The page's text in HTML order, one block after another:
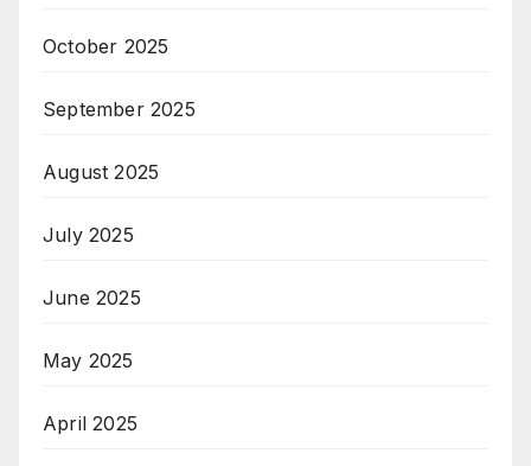
October 2025
September 2025
August 2025
July 2025
June 2025
May 2025
April 2025